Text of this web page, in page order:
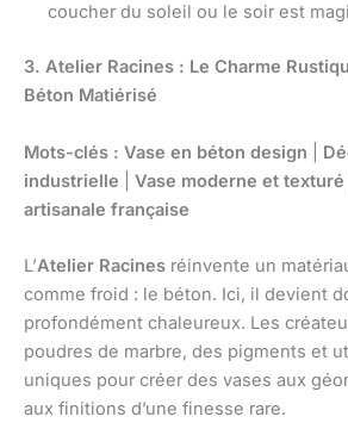
coucher du soleil ou le soir est
3. Atelier Racines : Le Charme
Béton Matiérisé
Mots-clés : Vase en béton design
industrielle
Vase moderne et texturé
artisanale française
L’Atelier Racines réinvente un
comme froid : le béton. Ici, il devient
profondément chaleureux. Les
poudres de marbre, des pigments et
uniques pour créer des vases aux
aux finitions d’une finesse rare.